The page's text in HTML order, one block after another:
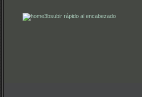
subir rápido al encabezado